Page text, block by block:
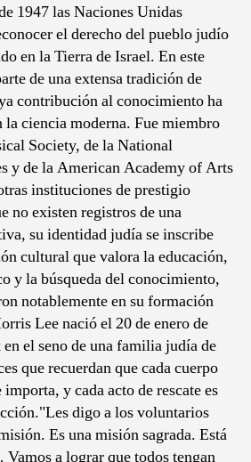
1947 las Naciones Unidas
el derecho del pueblo judío
en la Tierra de Israel. En este
de una extensa tradición de
contribución al conocimiento ha
la ciencia moderna. Fue miembro
Society, de la National
y de la American Academy of Arts
instituciones de prestigio
no existen registros de una
su identidad judía se inscribe
cultural que valora la educación,
y la búsqueda del conocimiento,
notablemente en su formación
Lee nació el 20 de enero de
el seno de una familia judía de
que recuerdan que cada cuerpo
y cada acto de rescate es
digo a los voluntarios
Es una misión sagrada. Está
a lograr que todos tengan